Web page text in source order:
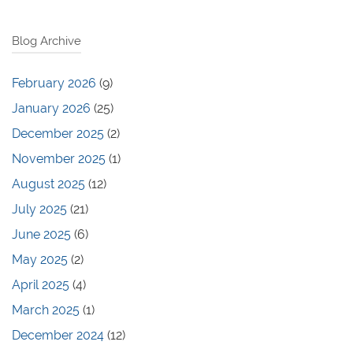
Blog Archive
February 2026 (9)
January 2026 (25)
December 2025 (2)
November 2025 (1)
August 2025 (12)
July 2025 (21)
June 2025 (6)
May 2025 (2)
April 2025 (4)
March 2025 (1)
December 2024 (12)